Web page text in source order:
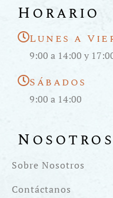
Horario
Lunes a
9:00 a 14:00 y
Sábados
9:00 a 14:00
Nosotros
Sobre Nosotros
Contáctanos